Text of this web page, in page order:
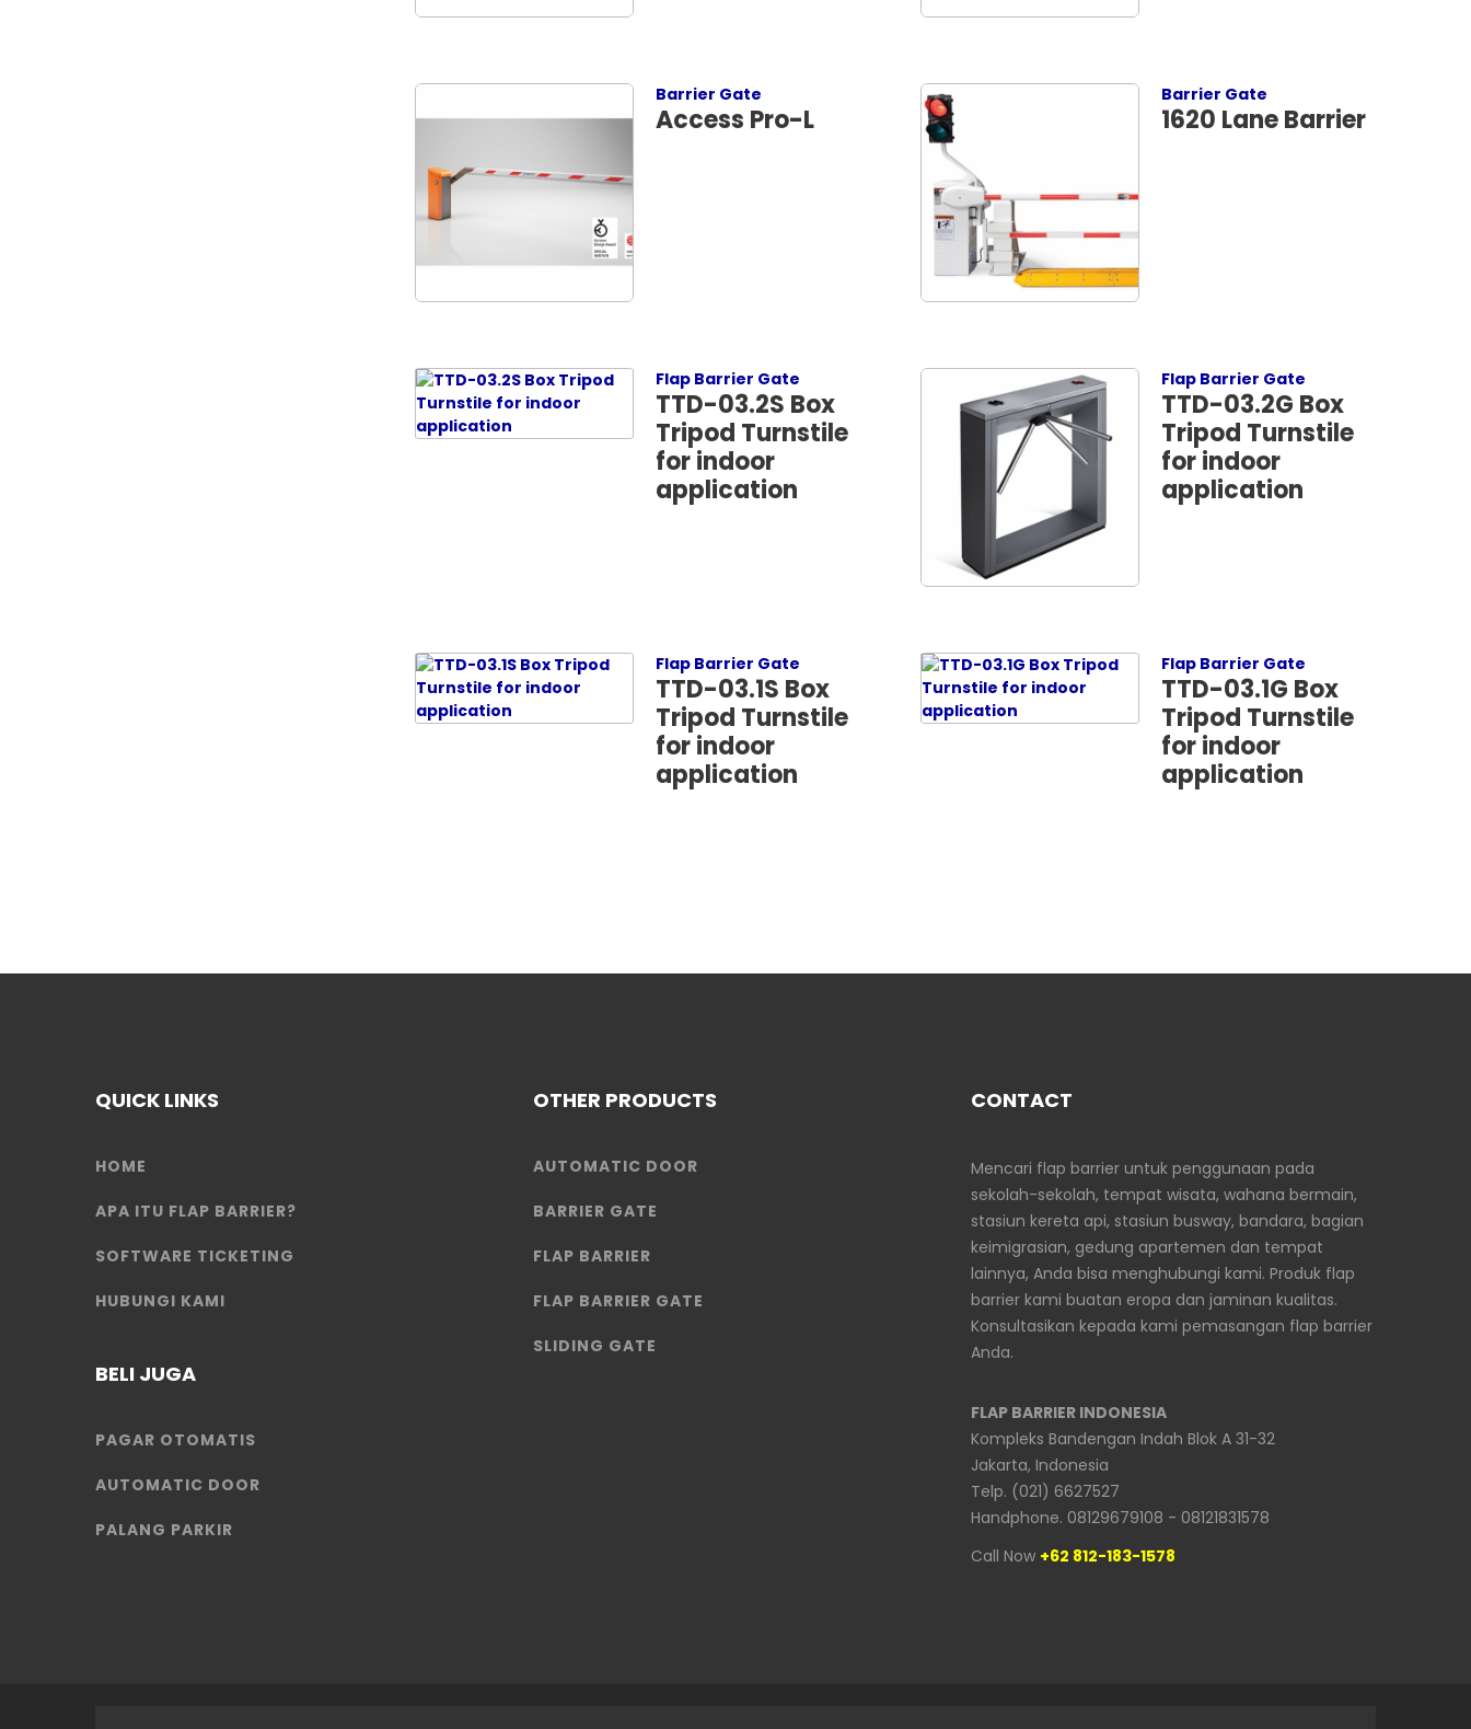
Barrier Gate
Access Pro-L
Barrier Gate
1620 Lane Barrier
Flap Barrier Gate
TTD-03.2S Box
Tripod Turnstile
for indoor
application
Flap Barrier Gate
TTD-03.2G Box
Tripod Turnstile
for indoor
application
Flap Barrier Gate
TTD-03.1S Box
Tripod Turnstile
for indoor
application
Flap Barrier Gate
TTD-03.1G Box
Tripod Turnstile
for indoor
application
QUICK LINKS
HOME
APA ITU FLAP BARRIER?
SOFTWARE TICKETING
HUBUNGI KAMI
BELI JUGA
PAGAR OTOMATIS
AUTOMATIC DOOR
PALANG PARKIR
OTHER PRODUCTS
AUTOMATIC DOOR
BARRIER GATE
FLAP BARRIER
FLAP BARRIER GATE
SLIDING GATE
CONTACT
Mencari flap barrier untuk penggunaan pada
sekolah-sekolah, tempat wisata, wahana bermain,
stasiun kereta api, stasiun busway, bandara, bagian
keimigrasian, gedung apartemen dan tempat
lainnya, Anda bisa menghubungi kami. Produk flap
barrier kami buatan eropa dan jaminan kualitas.
Konsultasikan kepada kami pemasangan flap barrier
Anda.
FLAP BARRIER INDONESIA
Kompleks Bandengan Indah Blok A 31-32
Jakarta, Indonesia
Telp. (021) 6627527
Handphone. 08129679108 - 08121831578
Call Now +62 812-183-1578